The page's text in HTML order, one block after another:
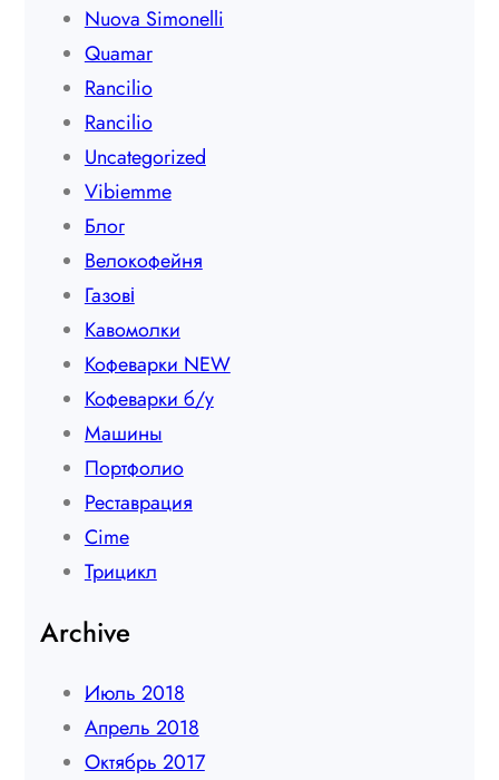
Nuova Simonelli
Quamar
Rancilio
Rancilio
Uncategorized
Vibiemme
Блог
Велокофейня
Газові
Кавомолки
Кофеварки NEW
Кофеварки б/у
Машины
Портфолио
Реставрация
Сime
Трицикл
Archive
Июль 2018
Апрель 2018
Октябрь 2017